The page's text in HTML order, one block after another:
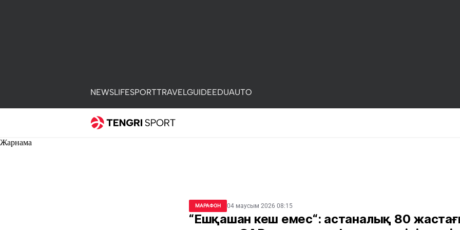
NEWSLIFESPORTTRAVELGUIDEEDUAUTO
Жарнама
МАРАФОН 04 маусым 2026 08:15
“Ешқашан кеш емес“: астаналық 80